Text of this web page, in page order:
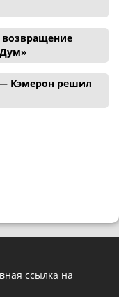
возвращение
Кэмерон решил
ссылка на